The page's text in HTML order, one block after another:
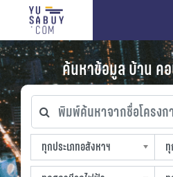
ค้นหาข้อมูล บ้าน ค
พิมพ์ค้นหาจากชื่อโครงการ,
ทุกประเภทอสังหาฯ
ทุกประเภทอสังหาฯ
sproperty
ทุกทำเลที่ตั้ง
ทุกสถานีรถไฟฟ้า
ทุกช่วงราคา